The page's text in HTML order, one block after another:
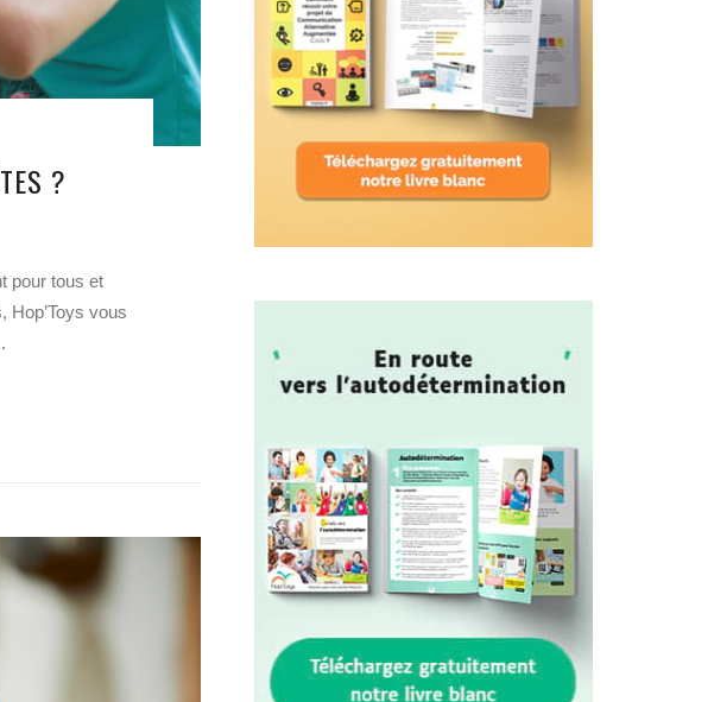
?
pour tous et
vous